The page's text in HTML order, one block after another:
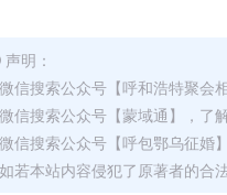
声明：
信搜索公众号【呼和浩特聚会
信搜索公众号【蒙域通】，了
信搜索公众号【呼包鄂乌征婚
若本站内容侵犯了原著者的合